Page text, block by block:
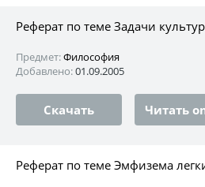
Реферат по теме Задачи
Предмет:Философия
Добавлено:01.09.2005
Скачать Читать
Реферат по теме Эмфизема